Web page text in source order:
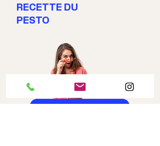
RECETTE DU
PESTO
COMMANDER EN LIGNE